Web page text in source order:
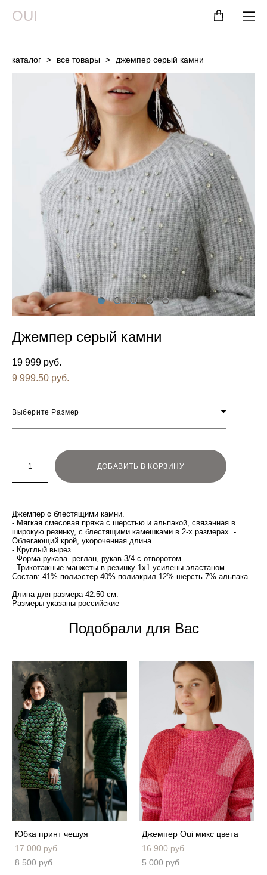
OUI
каталог > все товары > джемпер серый камни
Джемпер серый камни
19 999 pуб.
9 999.50 pуб.
Выберите Размер
ДОБАВИТЬ В КОРЗИНУ
Джемпер с блестящими камни.
- Мягкая смесовая пряжа с шерстью и альпакой, связанная в
широкую резинку, с блестящими камешками в 2-х размерах. -
Облегающий крой, укороченная длина.
- Круглый вырез.
- Форма рукава реглан, рукав 3/4 с отворотом.
- Трикотажные манжеты в резинку 1х1 усилены эластаном.
Состав: 41% полиэстер 40% полиакрил 12% шерсть 7% альпака
Длина для размера 42:50 см.
Размеры указаны российские
Подобрали для Вас
Юбка принт чешуя
17 000 pуб.
8 500 pуб.
Джемпер Oui микс цвета
16 900 pуб.
5 000 pуб.